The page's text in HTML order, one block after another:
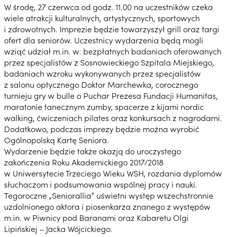
W środę, 27 czerwca od godz. 11.00 na uczestników czeka
wiele atrakcji kulturalnych, artystycznych, sportowych
i zdrowotnych. Imprezie będzie towarzyszył grill oraz targi
ofert dla seniorów. Uczestnicy wydarzenia będą mogli
wziąć udział m.in. w: bezpłatnych badaniach oferowanych
przez specjalistów z Sosnowieckiego Szpitala Miejskiego,
badaniach wzroku wykonywanych przez specjalistów
z salonu optycznego Doktor Marchewka, corocznego
turnieju gry w bulle o Puchar Prezesa Fundacji Humanitas,
maratonie tanecznym zumby, spacerze z kijami nordic
walking, ćwiczeniach pilates oraz konkursach z nagrodami.
Dodatkowo, podczas imprezy będzie można wyrobić
Ogólnopolską Kartę Seniora.
Wydarzenie będzie także okazją do uroczystego
zakończenia Roku Akademickiego 2017/2018
w Uniwersytecie Trzeciego Wieku WSH, rozdania dyplomów
słuchaczom i podsumowania wspólnej pracy i nauki.
Tegoroczne „Seniorallia” uświetni występ wszechstronnie
uzdolnionego aktora i piosenkarza znanego z występów
m.in. w Piwnicy pod Baranami oraz Kabaretu Olgi
Lipińskiej – Jacka Wójcickiego.